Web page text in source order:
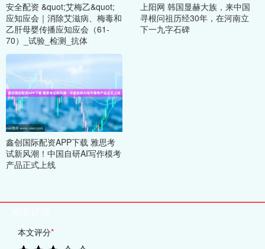
安全配资 &quot;艾梅乙&quot;
应知应会｜消除艾滋病、梅毒和
乙肝母婴传播应知应会（61-
70）_试验_检测_抗体
上阳网 韩国显赫大族，来中国
寻根问祖历经30年，在河南立
下一九字石碑
鑫创国际配资APP下载 雅思考
试新风潮！中国自研AI写作模考
产品正式上线
本文评分*